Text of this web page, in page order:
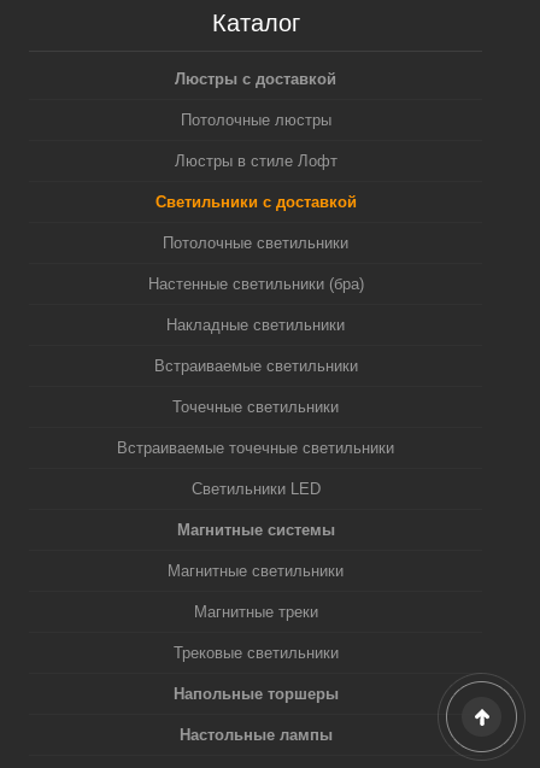
Каталог
Люстры с доставкой
Потолочные люстры
Люстры в стиле Лофт
Светильники с доставкой
Потолочные светильники
Настенные светильники (бра)
Накладные светильники
Встраиваемые светильники
Точечные светильники
Встраиваемые точечные светильники
Светильники LED
Магнитные системы
Магнитные светильники
Магнитные треки
Трековые светильники
Напольные торшеры
Настольные лампы